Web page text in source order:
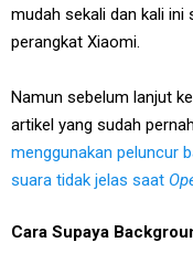
mudah sekali dan kali ini
perangkat Xiaomi.
Namun sebelum lanjut
artikel yang sudah
menggunakan peluncur
suara tidak jelas saat
Cara Supaya